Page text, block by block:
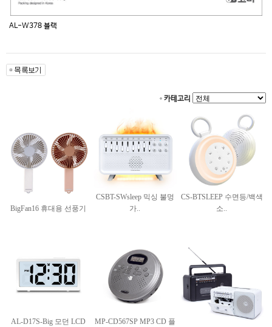
AL-W378 블랙
카테고리
BigFan16 휴대용 선풍기
CSBT-SWsleep 믹싱 불멍
가..
CS-BTSLEEP 수면등/백색
소..
AL-D17S-Big 모던 LCD
MP-CD567SP MP3 CD 플